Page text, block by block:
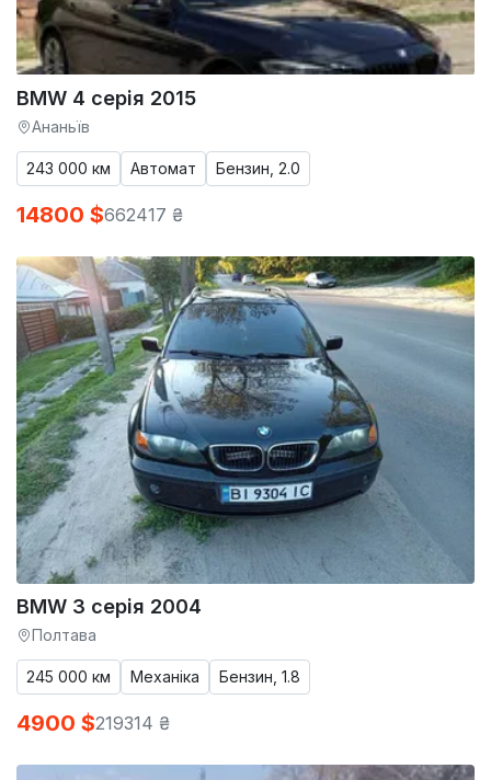
BMW 4 серія 2015
Ананьїв
243 000 км Автомат Бензин, 2.0
14800 $662417 ₴
BMW 3 серія 2004
Полтава
245 000 км Механіка Бензин, 1.8
4900 $219314 ₴